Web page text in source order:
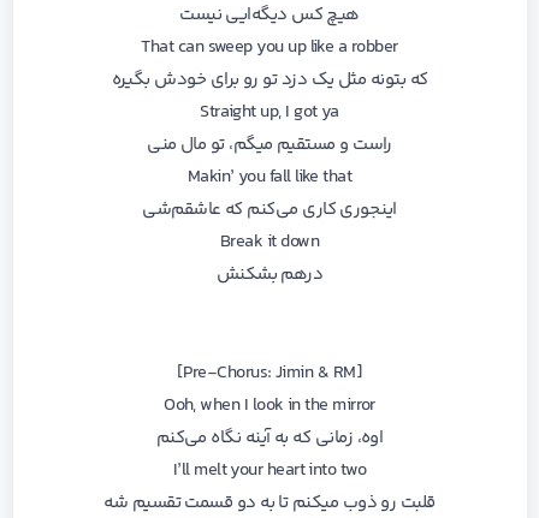
هیچ کس دیگه‌ایی نیست
That can sweep you up like a robber
که بتونه مثل یک دزد تو رو برای خودش بگیره
Straight up, I got ya
راست و مستقیم میگم، تو مال منی
Makin’ you fall like that
اینجوری کاری می‌کنم که عاشقم‌شی
Break it down
درهم بشکنش
[Pre-Chorus: Jimin & RM]
Ooh, when I look in the mirror
اوه، زمانی که به آینه نگاه می‌کنم
I’ll melt your heart into two
قلبت رو ذوب میکنم تا به دو قسمت تقسیم شه